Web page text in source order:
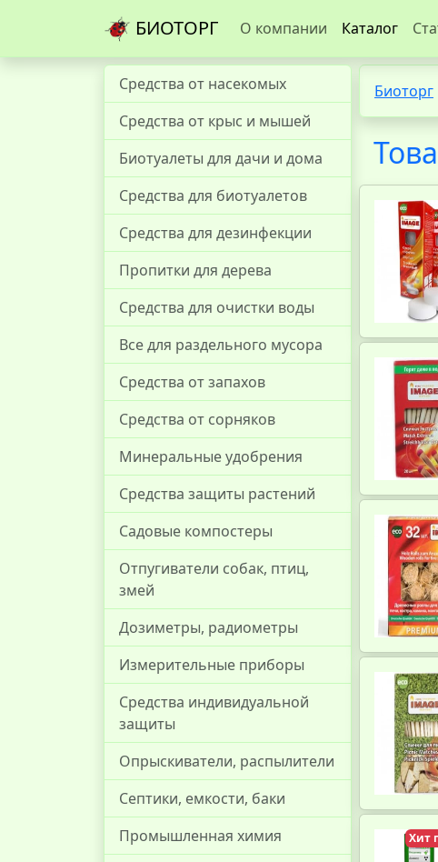
БИОТОРГ О компании Каталог
Средства от насекомых
Средства от крыс и мышей
Биотуалеты для дачи и дома
Средства для биотуалетов
Средства для дезинфекции
Пропитки для дерева
Средства для очистки воды
Все для раздельного мусора
Средства от запахов
Средства от сорняков
Минеральные удобрения
Средства защиты растений
Садовые компостеры
Отпугиватели собак, птиц,
змей
Дозиметры, радиометры
Измерительные приборы
Средства индивидуальной
защиты
Опрыскиватели, распылители
Септики, емкости, баки
Промышленная химия
Биоторг
Хит